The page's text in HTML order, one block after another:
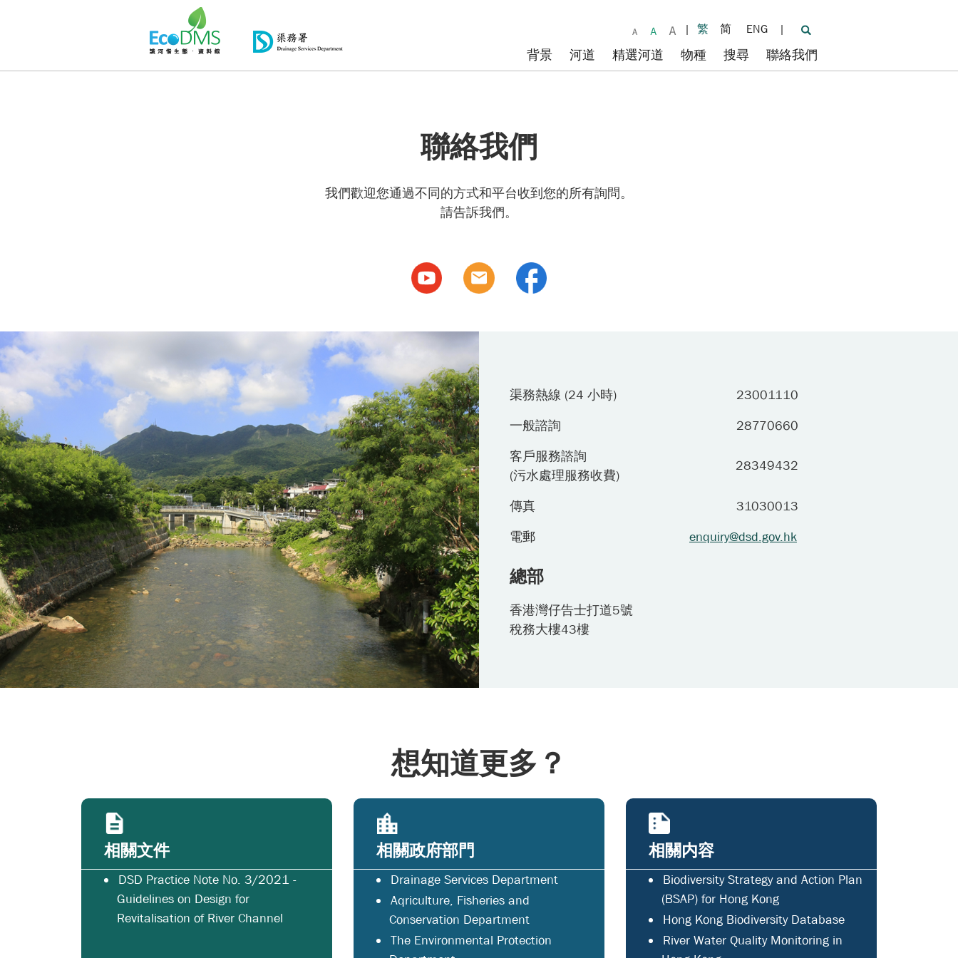
| 繁 简 ENG |
背景 河道 精選河道 物種 搜尋 聯絡我們
聯絡我們
我們歡迎您通過不同的方式和平台收到您的所有詢問。
請告訴我們。
渠務熱線 (24 小時)
23001110
一般諮詢
28770660
客戶服務諮詢
(污水處理服務收費)
28349432
傳真
31030013
電郵
enquiry@dsd.gov.hk
總部
香港灣仔告士打道5號
稅務大樓43樓
想知道更多？
相關文件
DSD Practice Note No. 3/2021 -
Guidelines on Design for
Revitalisation of River Channel
相關政府部門
Drainage Services Department
Aqriculture, Fisheries and
Conservation Department
The Environmental Protection
相關内容
Biodiversity Strategy and Action Plan
(BSAP) for Hong Kong
Hong Kong Biodiversity Database
River Water Quality Monitoring in